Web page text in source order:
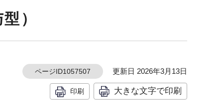
）
ページID1057507 更新日 2026年3月13日
印刷 大きな文字で印刷